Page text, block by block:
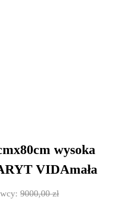
wysoka
VIDAmała
9000,00zł